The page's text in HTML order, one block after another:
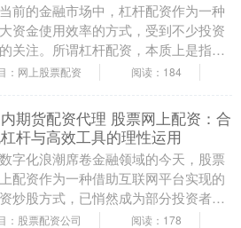
前的金融市场中，杠杆配资作为一种
资金使用效率的方式，受到不少投资
关注。所谓杠杆配资，本质上是指投
通过向配资平台缴纳一定比例的保证
：网上股票配资 阅读：184
期货配资代理 股票网上配资：合
杆与高效工具的理性运用
字化浪潮席卷金融领域的今天，股票
配资作为一种借助互联网平台实现的
炒股方式，已悄然成为部分投资者试
大收益的工具。它以其便捷的申请流
：股票配资公司 阅读：178